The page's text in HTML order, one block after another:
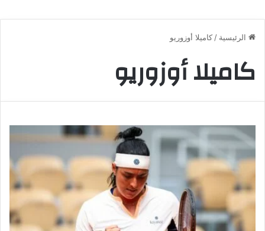
الرئيسية / كاميلا أوزوريو
كاميلا أوزوريو